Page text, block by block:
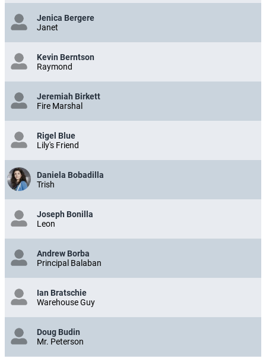
Jenica Bergere
Janet
Kevin Berntson
Raymond
Jeremiah Birkett
Fire Marshal
Rigel Blue
Lily's Friend
Daniela Bobadilla
Trish
Joseph Bonilla
Leon
Andrew Borba
Principal Balaban
Ian Bratschie
Warehouse Guy
Doug Budin
Mr. Peterson